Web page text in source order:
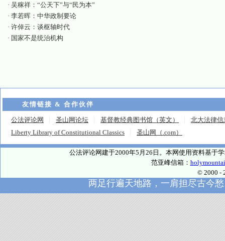
· 吴稼祥：“公天下”与“民为本”
· 李若晖：中华政制要论
· 许倬云：谈枢轴时代
· 国家不是统治机构
友情链接 & 合作伙伴
公法评论网 圣山网论坛 基督教经典图书馆（英文）
北大法律信
Liberty Library of Constitutional Classics
圣山网（.com）
公法评论网建于2000年5月26日。本网使用资料基于
范亚峰信箱：
© 2000 -
两足行遍天地路，一肩担尽古今